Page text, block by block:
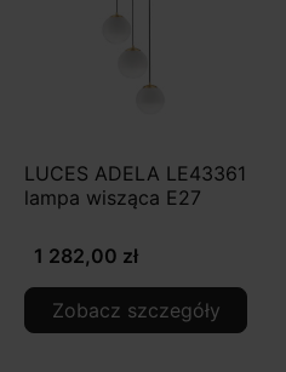
LUCES ADELA LE43361
lampa wisząca E27
1 282,00 zł
Zobacz szczegóły